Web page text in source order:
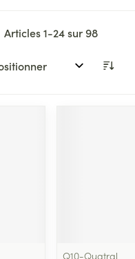
Articles1-24sur98
par:
Q10-Quatral